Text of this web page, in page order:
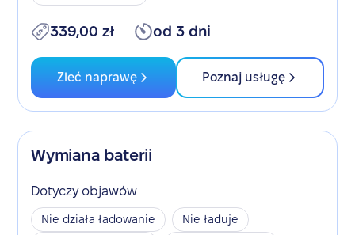
339,00 zł od 3 dni
Zleć naprawę Poznaj usługę
Wymiana baterii
Dotyczy objawów
Nie działa ładowanie
Nie ładuje